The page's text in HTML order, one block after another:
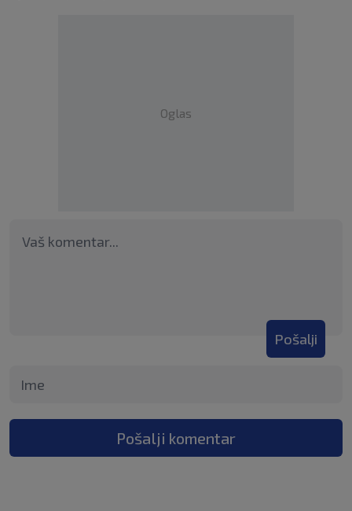
Oglas
Pošalji
Pošalji komentar